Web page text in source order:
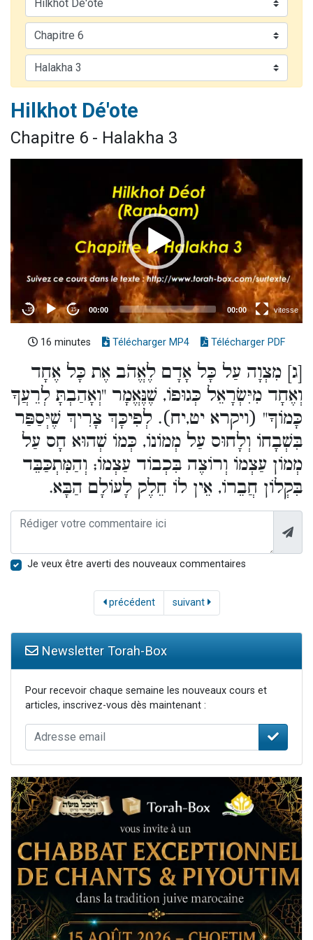
Il reste 49 places pour étudier en groupe sur Zoom
12 nouvelles musiques dans Torah-Box Music
Hilkhot Dé'ote
Chapitre 6 - Halakha 3
16 minutes Télécharger MP4 Télécharger PDF
[ג] מִצְוָה עַל כָּל אָדָם לֶאֱהֹב אֶת כָּל אֶחָד
וְאֶחָד מִיִּשְׂרָאֵל כְּגוּפוֹ, שֶׁנֶּאֱמָר "וְאָהַבְתָּ לְרֵעֲךָ
כָּמוֹךָ" (ויקרא יט,יח). לְפִיכָּךְ צָרִיךְ שֶׁיְּסַפַּר
בִּשְׁבָחוֹ וְלָחוּס עַל מְמוֹנוֹ, כְּמוֹ שְׁהוּא חָס עַל
מְמוֹן עַצְמוֹ וְרוֹצֶה בִּכְבוֹד עַצְמוֹ; וְהַמִּתְכַּבֵּד
בִּקְלוֹן חֲבֵרוֹ, אֵין לוֹ חֵלֶק לָעוֹלָם הַבָּא.
Je veux être averti des nouveaux commentaires
précédent suivant
Newsletter Torah-Box
Pour recevoir chaque semaine les nouveaux cours et
articles, inscrivez-vous dès maintenant :